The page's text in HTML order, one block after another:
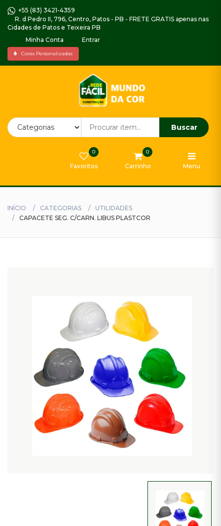
+55 (83) 3421-4359
R. d Pedro II, 796, Centro, Patos - PB - FRETE GRATIS apenas nas
Cidades de Patos e Teixeira PB
Minha Conta
Entrar
Cores Personalizadas
Buscar
Favoritos
0
Carrinho
0
Menu
Home
Piso
Impermeabilizantes,
e
Selador
Tintas
Externa
Tintas
INÍCIO CATEGORIAS
UTILIDADES
CAPACETE SEG. C/CARN. LIBUS PLASTCOR